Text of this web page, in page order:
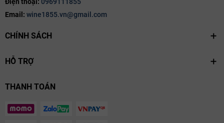
Điện thoại: 0969111855
Email: wine1855.vn@gmail.com
CHÍNH SÁCH
HỖ TRỢ
THANH TOÁN